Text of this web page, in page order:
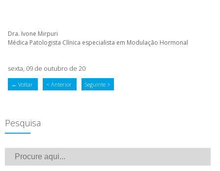
Dra. Ivone Mirpuri
Médica Patologista Clínica especialista em Modulação Hormonal
sexta, 09 de outubro de 20
← Voltar < Anterior Seguinte >
Pesquisa